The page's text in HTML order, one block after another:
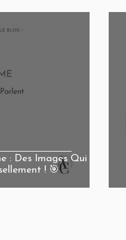
: Des Images Qui
! 🎯